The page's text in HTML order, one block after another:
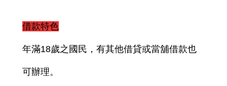
借款特色
年滿18歲之國民，有其他借貸或當舖借款也
可辦理。